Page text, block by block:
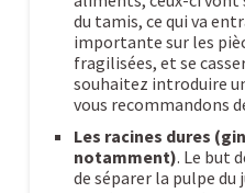
du tamis, ce qui va
importante sur les
fragilisées, et se
souhaitez introduire
vous recommandons
Les racines dures
notamment). Le but
de séparer la pulpe du